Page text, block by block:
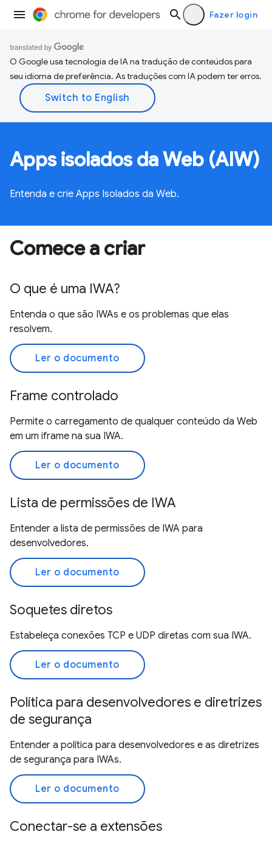
Fazer login
O Google usa tecnologia de IA na tradução de conteúdos para
seu idioma de preferência. As traduções com IA podem ter erros.
Apps isolados da Web (AIW)
Entenda e crie Apps Isolados da Web.
Comece a criar
O que é uma IWA?
Entenda o que são IWAs e os problemas que elas
resolvem.
Ler o documento
Frame controlado
Permite o carregamento de qualquer conteúdo da Web
em um iframe na sua IWA.
Ler o documento
Lista de permissões de IWA
Entender a lista de permissões de IWA para
desenvolvedores.
Ler o documento
Soquetes diretos
Estabeleça conexões TCP e UDP diretas com sua IWA.
Ler o documento
Política para desenvolvedores e diretrizes
de segurança
Entender a política para desenvolvedores e as diretrizes
de segurança para IWAs.
Ler o documento
Conectar-se a extensões